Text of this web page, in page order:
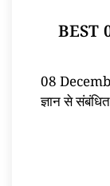
BEST
08
ज्ञान से